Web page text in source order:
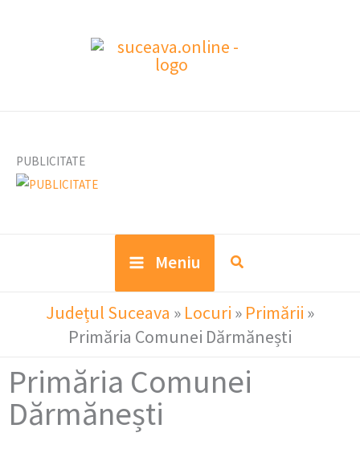
PUBLICITATE
Meniu
Județul Suceava » Locuri » Primării »
Primăria Comunei Dărmănești
Primăria Comunei
Dărmănești